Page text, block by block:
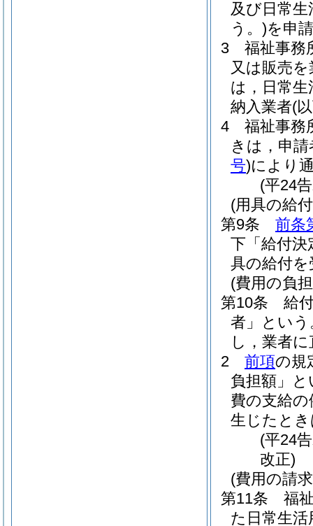
及び日常生
う。)を申
3
福祉事務
又は販売
は，日常生
納入業者(
4
福祉事務
きは，申
号)により
(平24
(用具の給
第9条
前条
下「給付決
具の給付
(費用の負
第10条
給
者」という
し，業者
2
前項の規
負担額」と
費の支給
生じたと
(平24
改正)
(費用の請
第11条
福
た日常生